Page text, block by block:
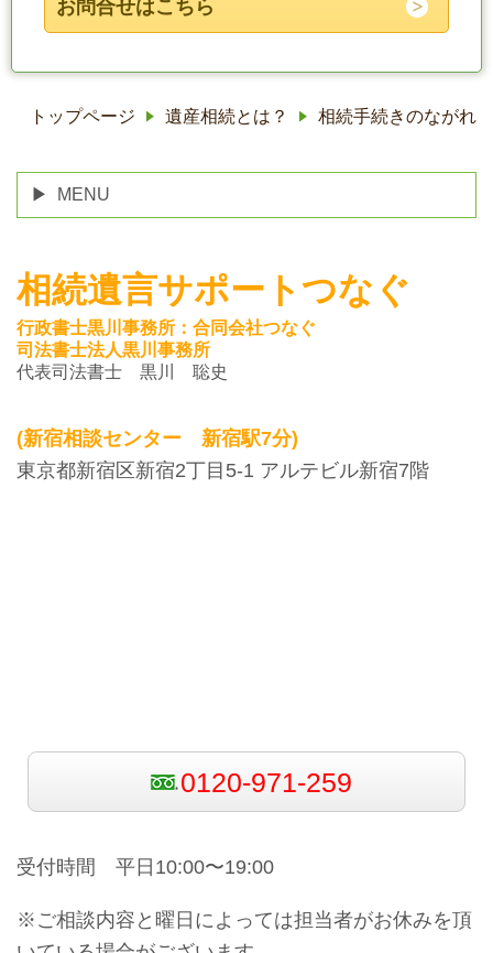
お問合せはこちら
トップページ 遺産相続とは？ 相続手続きのながれ
MENU
相続遺言サポートつなぐ
行政書士黒川事務所：合同会社つなぐ
司法書士法人黒川事務所
代表司法書士 黒川 聡史
(新宿相談センター 新宿駅7分)
東京都新宿区新宿2丁目5-1 アルテビル新宿7階
0120-971-259
受付時間 平日10:00〜19:00
※ご相談内容と曜日によっては担当者がお休みを頂